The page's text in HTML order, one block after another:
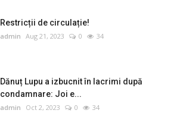
Restricții de circulație!
admin Aug 21, 2023 0 34
Dănuț Lupu a izbucnit în lacrimi după
condamnare: Joi e...
admin Oct 2, 2023 0 34